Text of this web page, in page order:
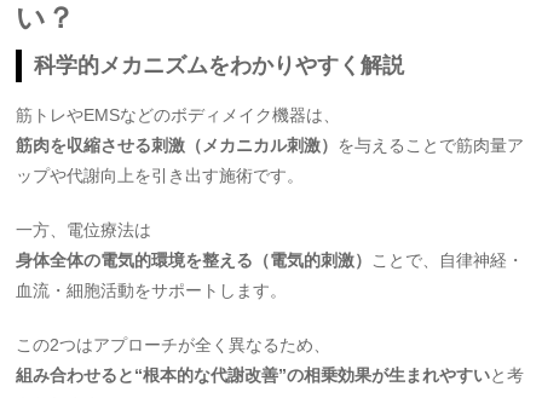
い？
科学的メカニズムをわかりやすく解説
筋トレやEMSなどのボディメイク機器は、
筋肉を収縮させる刺激（メカニカル刺激） を与えることで筋肉量ア
ップや代謝向上を引き出す施術です。
一方、電位療法は
身体全体の電気的環境を整える（電気的刺激） ことで、自律神経・
血流・細胞活動をサポートします。
この2つはアプローチが全く異なるため、
組み合わせると“根本的な代謝改善”の相乗効果が生まれやすいと考